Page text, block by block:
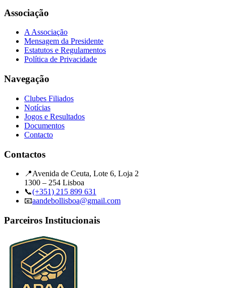
Associação
A Associação
Mensagem da Presidente
Estatutos e Regulamentos
Política de Privacidade
Navegação
Clubes Filiados
Notícias
Jogos e Resultados
Documentos
Contacto
Contactos
📍Avenida de Ceuta, Lote 6, Loja 2
1300 – 254 Lisboa
📞(+351) 215 899 631
📧aandebollisboa@gmail.com
Parceiros Institucionais